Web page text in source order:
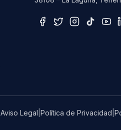
Aviso Legal Política de Privacidad